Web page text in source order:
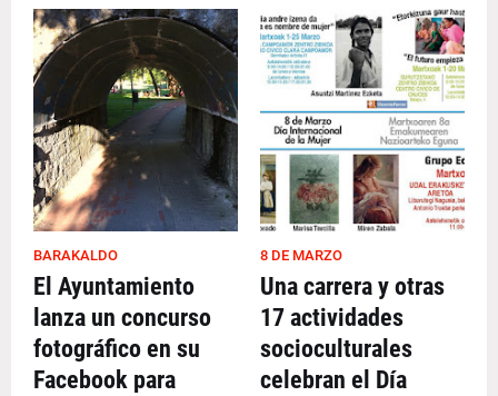
BARAKALDO
El Ayuntamiento
lanza un concurso
fotográfico en su
Facebook para
8 DE MARZO
Una carrera y otras
17 actividades
socioculturales
celebran el Día